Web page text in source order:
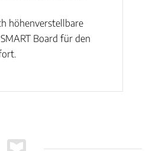
höhenverstellbare
Board für den